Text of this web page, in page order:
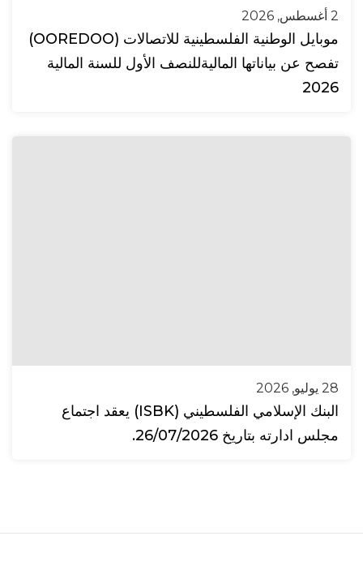
2 أغسطس, 2026
موبايل الوطنية الفلسطينية للاتصالات (OOREDOO)
تفصح عن بياناتها الماليةللنصف الأول للسنة المالية
2026
28 يوليو, 2026
البنك الإسلامي الفلسطيني (ISBK) يعقد اجتماع
مجلس ادارته بتاريخ 26/07/2026.